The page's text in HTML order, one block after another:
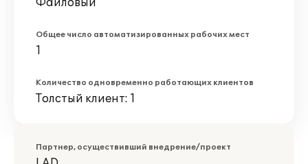
Файловый
Общее число автоматизированных рабочих мест
1
Количество одновременно работающих клиентов
Толстый клиент: 1
Партнер, осуществивший внедрение/проект